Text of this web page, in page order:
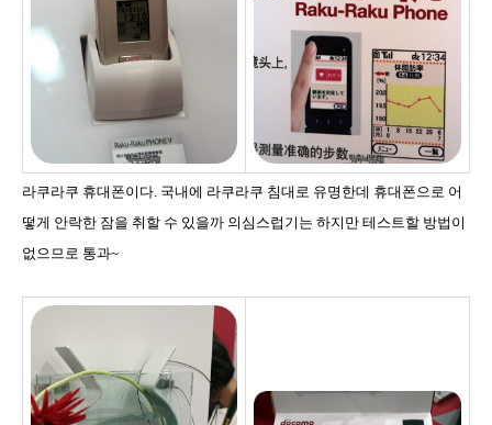
라쿠라쿠 휴대폰이다. 국내에 라쿠라쿠 침대로 유명한데 휴대폰으로 어
떻게 안락한 잠을 취할 수 있을까 의심스럽기는 하지만 테스트할 방법이
없으므로 통과~